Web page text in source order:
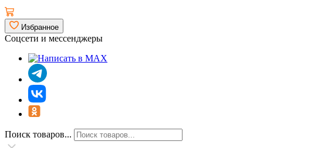
Избранное
Соцсети и мессенджеры
Поиск товаров...